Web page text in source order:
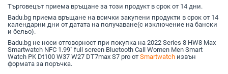
Търговецът приема връщане за този продукт в срок от 14 дни.
Badu.bg приема връщане на всички закупени продукти в срок от 14
календарни дни от датата на получаване(с изключение на бански
и бельо).
Badu.bg не носи отговорност при покупка на 2022 Series 8 HW8 Max
Smartwatch NFC 1.99" full screen Bluetooth Call Women Men Smart
Watch PK Dt100 W37 W27 DT7max S7 pro от Smartwatch извън
формата за поръчка.